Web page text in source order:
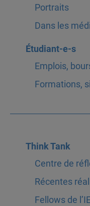
Portraits
Dans les
Étudiant-e-s
Emplois,
Formations,
Think Tank
Centre de
Récentes
Fellows de